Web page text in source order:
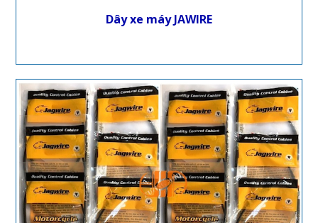
Dây xe máy JAWIRE